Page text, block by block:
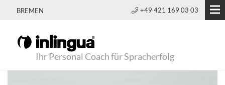
BREMEN +49 421 169 03 03
Ihr Personal Coach für Spracherfolg